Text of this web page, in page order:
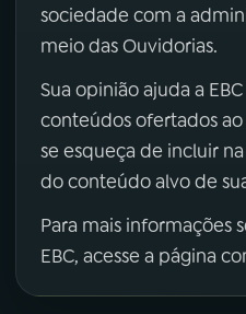
sociedade com a
meio das Ouvidorias.
Sua opinião ajuda a
conteúdos ofertados ao
se esqueça de incluir
do conteúdo alvo de
Para mais informações
EBC, acesse a página